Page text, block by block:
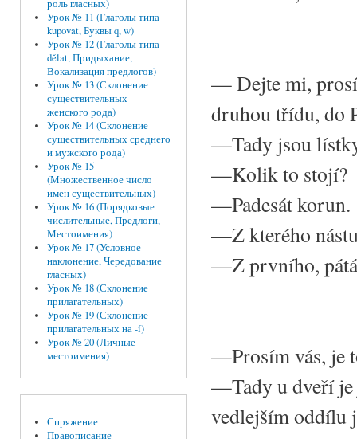
роль гласных)
Урок № 11 (Глаголы типа
kupovat, Буквы q, w)
Урок № 12 (Глаголы типа
dělat, Придыхание,
Вокализация предлогов)
Урок № 13 (Склонение
существительных
женского рода)
Урок № 14 (Склонение
существительных среднего
и мужского рода)
Урок № 15
(Множественное число
имен существительных)
Урок № 16 (Порядковые
числительные, Предлоги,
Местоимения)
Урок № 17 (Условное
наклонение, Чередование
гласных)
Урок № 18 (Склонение
прилагательных)
Урок № 19 (Склонение
прилагательных на -í)
Урок № 20 (Личные
местоимения)
Спряжение
Правописание
— Dejte mi,
druhou třídu, do
—Tady jsou
—Kolik to stojí?
—Padesát korun.
—Z kterého
—Z prvního,
—Prosím vás, je
—Tady u dveří je
vedlejším oddílu